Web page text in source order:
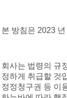
본 방침은 2023
회사는 법령의 규
정하게 취급할 것
정정청구권 등 이